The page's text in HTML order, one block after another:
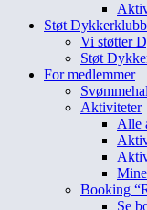
Støt
Vi støtter
Støt
For medlemmer
Aktiviteter
Alle
Booking
Se